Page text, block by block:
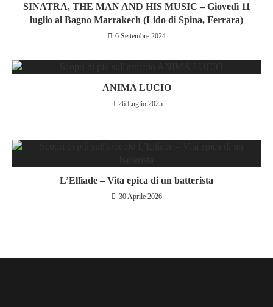
SINATRA, THE MAN AND HIS MUSIC – Giovedì 11
luglio al Bagno Marrakech (Lido di Spina, Ferrara)
6 Settembre 2024
ANIMA LUCIO
26 Luglio 2025
L’Ellìade – Vita epica di un batterista
30 Aprile 2026